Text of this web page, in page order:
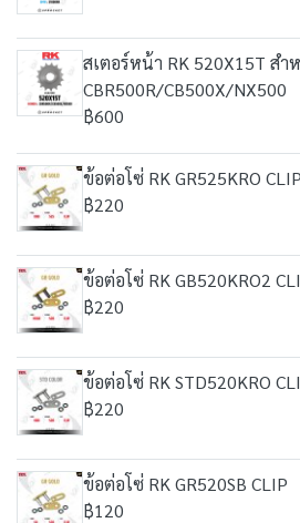
สเตอร์หน้า RK 520X15T สำ
CBR500R/CB500X/NX500
฿600
ข้อต่อโซ่ RK GR525KRO CLIP
฿220
ข้อต่อโซ่ RK GB520KRO2
฿220
ข้อต่อโซ่ RK STD520KRO
฿220
ข้อต่อโซ่ RK GR520SB CLIP
฿120